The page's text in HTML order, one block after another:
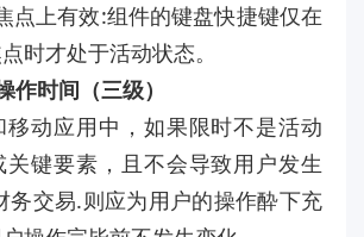
点上有效:组件的键盘快捷键仅在
时才处于活动状态。
作时间（三级）
动应用中，如果限时不是活动
关键要素，且不会导致用户发生
务交易.则应为用户的操作酔下充